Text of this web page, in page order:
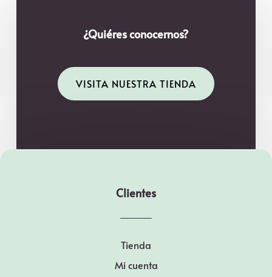
¿Quiéres conocernos?
VISITA NUESTRA TIENDA
Clientes
Tienda
Mi cuenta